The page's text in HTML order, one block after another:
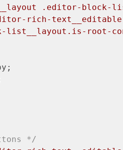
.editor-block-
rich-text__editable
list__layout .is-root-
*/